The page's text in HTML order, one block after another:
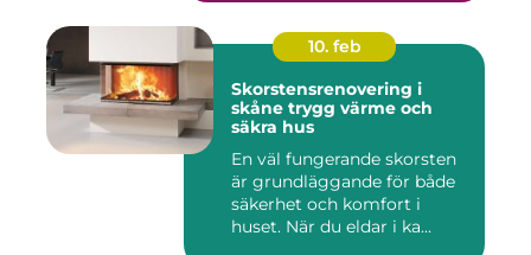
10. feb
Skorstensrenovering i
skåne trygg värme och
säkra hus
En väl fungerande skorsten
är grundläggande för både
säkerhet och komfort i
huset. När du eldar i ka...